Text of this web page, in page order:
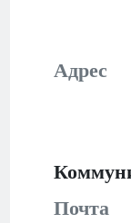
Адрес
Почта